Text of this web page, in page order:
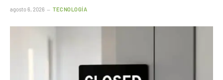
agosto 6, 2026 TECNOLOGÍA